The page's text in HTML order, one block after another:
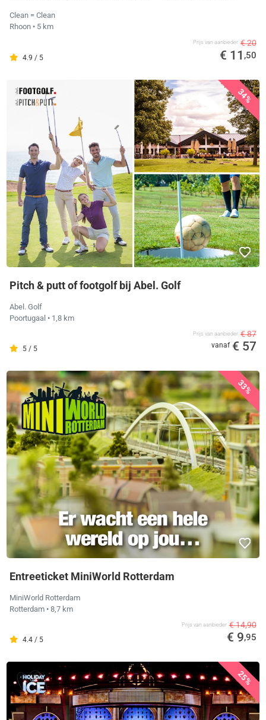
Clean = Clean
Rhoon • 5 km
4.9 / 5
Prijs van aanbieder € 20
€ 11 ,50
34%
Pitch & putt of footgolf bij Abel. Golf
Abel. Golf
Poortugaal • 1,8 km
5 / 5
Prijs van aanbieder € 87
vanaf € 57
33%
Entreeticket MiniWorld Rotterdam
MiniWorld Rotterdam
Rotterdam • 8,7 km
4.4 / 5
Prijs van aanbieder € 14,90
€ 9,95
25%